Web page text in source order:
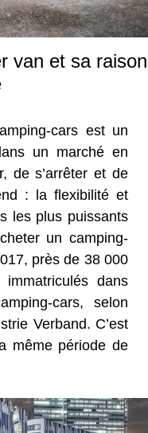
van et sa raison
cars est un
un marché en
de s’arrêter et de
: la flexibilité et
les plus puissants
un camping-
près de 38 000
dans
cars, selon
Verband. C’est
même période de